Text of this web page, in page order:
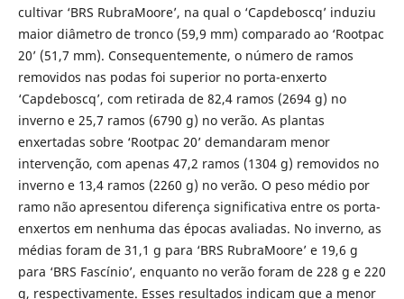
cultivar ‘BRS RubraMoore’, na qual o ‘Capdeboscq’ induziu
maior diâmetro de tronco (59,9 mm) comparado ao ‘Rootpac
20’ (51,7 mm). Consequentemente, o número de ramos
removidos nas podas foi superior no porta-enxerto
‘Capdeboscq’, com retirada de 82,4 ramos (2694 g) no
inverno e 25,7 ramos (6790 g) no verão. As plantas
enxertadas sobre ‘Rootpac 20’ demandaram menor
intervenção, com apenas 47,2 ramos (1304 g) removidos no
inverno e 13,4 ramos (2260 g) no verão. O peso médio por
ramo não apresentou diferença significativa entre os porta-
enxertos em nenhuma das épocas avaliadas. No inverno, as
médias foram de 31,1 g para ‘BRS RubraMoore’ e 19,6 g
para ‘BRS Fascínio’, enquanto no verão foram de 228 g e 220
g, respectivamente. Esses resultados indicam que a menor